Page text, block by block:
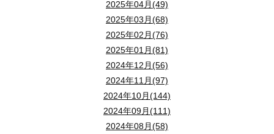
2025年04月(49)
2025年03月(68)
2025年02月(76)
2025年01月(81)
2024年12月(56)
2024年11月(97)
2024年10月(144)
2024年09月(111)
2024年08月(58)